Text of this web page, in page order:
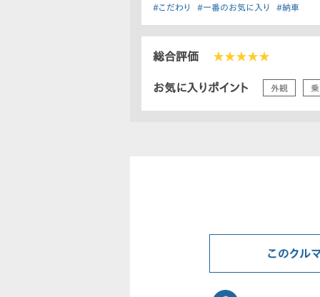
#こだわり #一番のお気に入り #納車
総合評価 ★★★★★
お気に入りポイント 外観
このクル